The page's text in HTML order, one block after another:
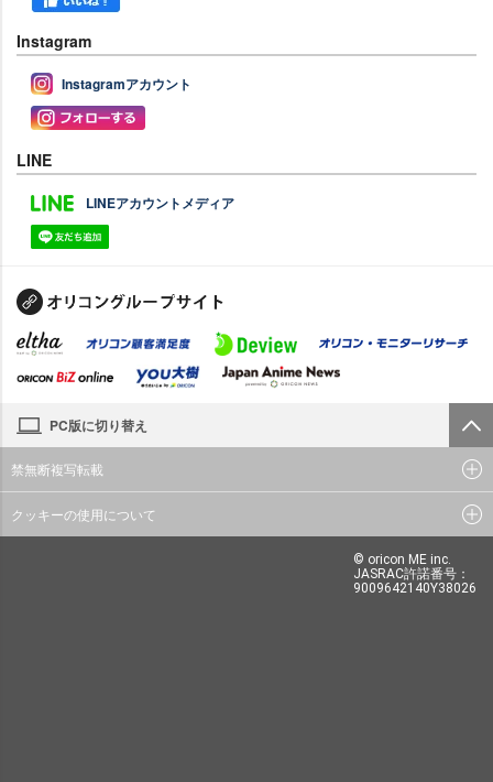
Instagram
Instagramアカウント
LINE
LINEアカウントメディア
PC版に切り替え
禁無断複写転載
クッキーの使用について
© oricon ME inc.
JASRAC許諾番号：
9009642140Y38026